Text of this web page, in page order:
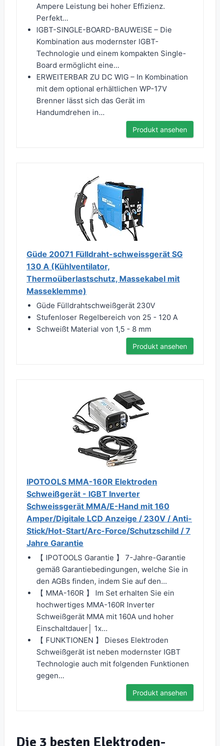
Ampere Leistung bei hoher Effizienz.
Perfekt...
IGBT-SINGLE-BOARD-BAUWEISE – Die
Kombination aus modernster IGBT-
Technologie und einem kompakten Single-
Board ermöglicht eine...
ERWEITERBAR ZU DC WIG – In Kombination
mit dem optional erhältlichen WP-17V
Brenner lässt sich das Gerät im
Handumdrehen in...
Produkt ansehen
Güde 20071 Fülldraht-schweissgerät SG
130 A (Kühlventilator,
Thermoüberlastschutz, Massekabel mit
Masseklemme)
Güde Fülldrahtschweißgerät 230V
Stufenloser Regelbereich von 25 - 120 A
Schweißt Material von 1,5 - 8 mm
Produkt ansehen
IPOTOOLS MMA-160R Elektroden
Schweißgerät - IGBT Inverter
Schweissgerät MMA/E-Hand mit 160
Amper/Digitale LCD Anzeige / 230V / Anti-
Stick/Hot-Start/Arc-Force/Schutzschild / 7
Jahre Garantie
【 IPOTOOLS Garantie 】 7-Jahre-Garantie
gemäß Garantiebedingungen, welche Sie in
den AGBs finden, indem Sie auf den...
【 MMA-160R 】 Im Set erhalten Sie ein
hochwertiges MMA-160R Inverter
Schweißgerät MMA mit 160A und hoher
Einschaltdauer│ 1x...
【 FUNKTIONEN 】 Dieses Elektroden
Schweißgerät ist neben modernster IGBT
Technologie auch mit folgenden Funktionen
gegen...
Produkt ansehen
Die 3 besten Elektroden-